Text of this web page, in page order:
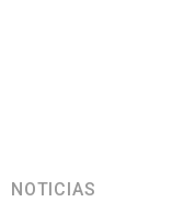
NOTICIAS